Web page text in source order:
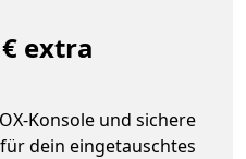
extra
Konsole und sichere
dein eingetauschtes